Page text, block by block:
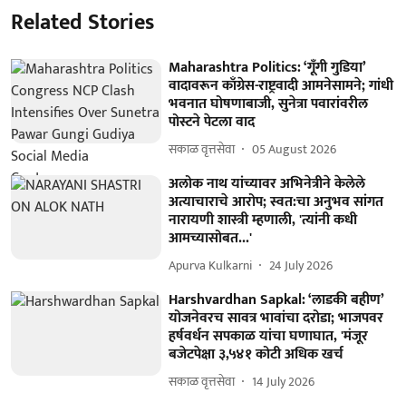
Related Stories
Maharashtra Politics: ‘गूँगी गुडिया’
वादावरून काँग्रेस-राष्ट्रवादी आमनेसामने; गांधी
भवनात घोषणाबाजी, सुनेत्रा पवारांवरील
पोस्टने पेटला वाद
सकाळ वृत्तसेवा 05 August 2026
अलोक नाथ यांच्यावर अभिनेत्रीने केलेले
अत्याचाराचे आरोप; स्वत:चा अनुभव सांगत
नारायणी शास्त्री म्हणाली, 'त्यांनी कधी
आमच्यासोबत...'
Apurva Kulkarni 24 July 2026
Harshvardhan Sapkal: ‘लाडकी बहीण’
योजनेवरच सावत्र भावांचा दरोडा; भाजपवर
हर्षवर्धन सपकाळ यांचा घणाघात, 'मंजूर
बजेटपेक्षा ३,५४१ कोटी अधिक खर्च
सकाळ वृत्तसेवा 14 July 2026